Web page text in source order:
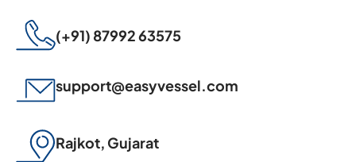
(+91) 87992 63575
support@easyvessel.com
Rajkot, Gujarat